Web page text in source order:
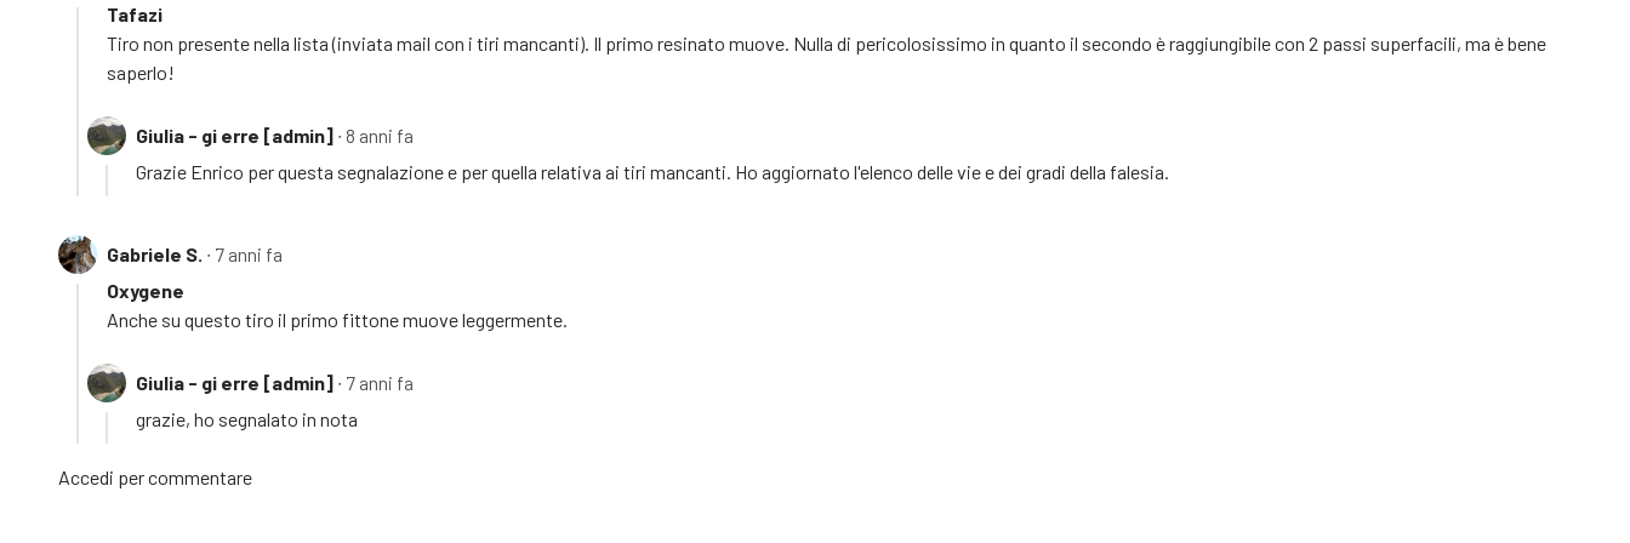
Tafazi
Tiro non presente nella lista (inviata mail con i tiri mancanti). Il primo resinato muove. Nulla di pericolosissimo in quanto il secondo è raggiungibile con 2 passi superfacili, ma è bene
saperlo!
Giulia - gi erre [admin] ∙ 8 anni fa
Grazie Enrico per questa segnalazione e per quella relativa ai tiri mancanti. Ho aggiornato l'elenco delle vie e dei gradi della falesia.
Gabriele S. ∙ 7 anni fa
Oxygene
Anche su questo tiro il primo fittone muove leggermente.
Giulia - gi erre [admin] ∙ 7 anni fa
grazie, ho segnalato in nota
Accedi per commentare